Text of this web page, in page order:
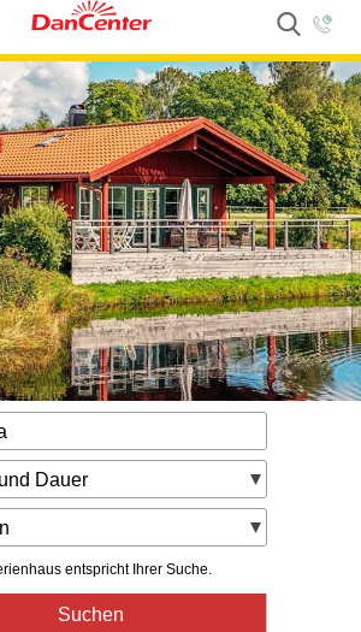
Dauer
entspricht Ihrer Suche.
Suchen